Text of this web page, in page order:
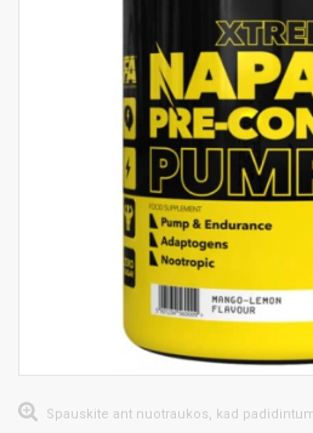
Spauskite ant nuotraukos, kad